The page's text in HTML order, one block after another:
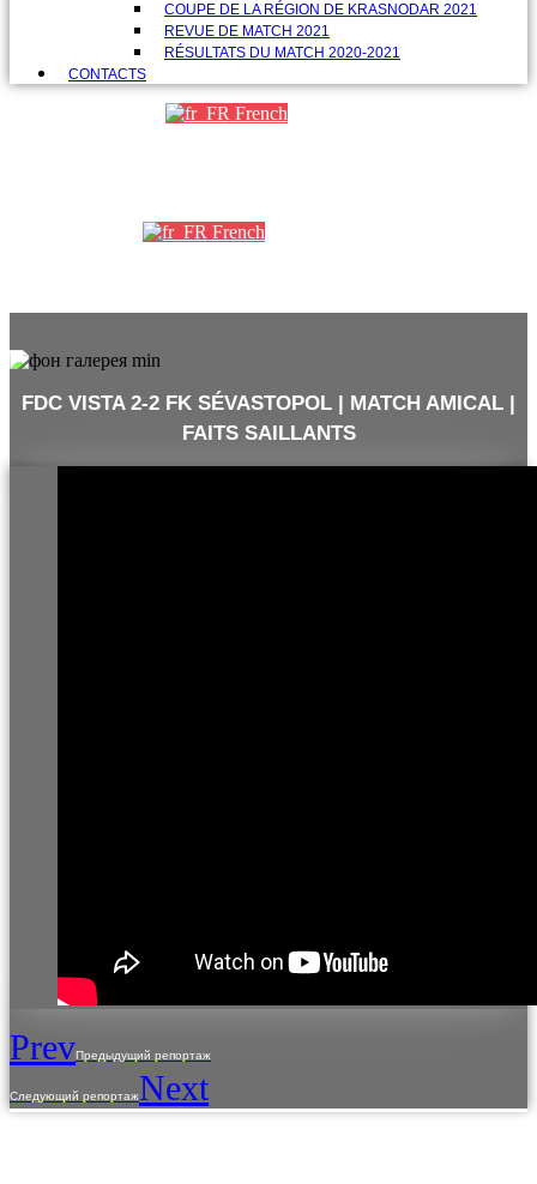
COUPE DE LA RÉGION DE KRASNODAR 2021
REVUE DE MATCH 2021
RÉSULTATS DU MATCH 2020-2021
CONTACTS
French
French
FDC VISTA 2-2 FK SÉVASTOPOL | MATCH AMICAL |
FAITS SAILLANTS
PrevПредыдущий репортаж
Следующий репортажNext